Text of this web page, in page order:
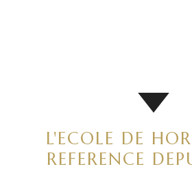
CHEVAUX A VENDRE
L'ECOLE DE
REFERENCE